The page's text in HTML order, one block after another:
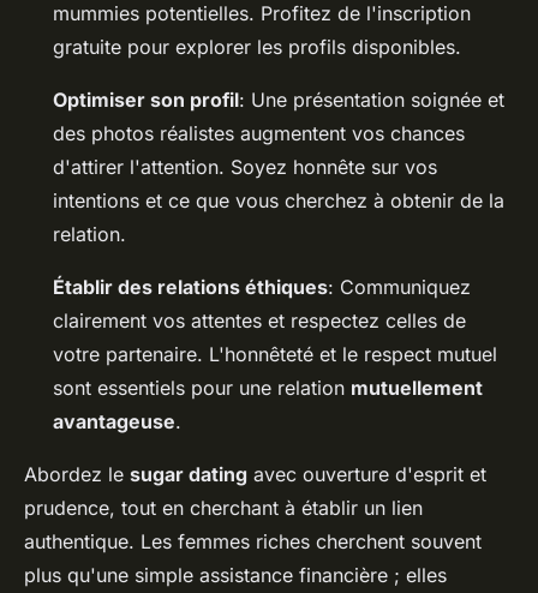
mummies potentielles. Profitez de l'inscription
gratuite pour explorer les profils disponibles.
Optimiser son profil: Une présentation soignée et
des photos réalistes augmentent vos chances
d'attirer l'attention. Soyez honnête sur vos
intentions et ce que vous cherchez à obtenir de la
relation.
Établir des relations éthiques: Communiquez
clairement vos attentes et respectez celles de
votre partenaire. L'honnêteté et le respect mutuel
sont essentiels pour une relation mutuellement
avantageuse.
Abordez le sugar dating avec ouverture d'esprit et
prudence, tout en cherchant à établir un lien
authentique. Les femmes riches cherchent souvent
plus qu'une simple assistance financière ; elles